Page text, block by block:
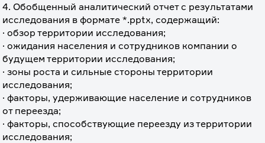
4. Обобщенный аналитический отчет с результатами
исследования в формате *.pptx, содержащий:
· обзор территории исследования;
· ожидания населения и сотрудников компании о
будущем территории исследования;
· зоны роста и сильные стороны территории
исследования;
· факторы, удерживающие население и сотрудников
от переезда;
· факторы, способствующие переезду из территории
исследования;